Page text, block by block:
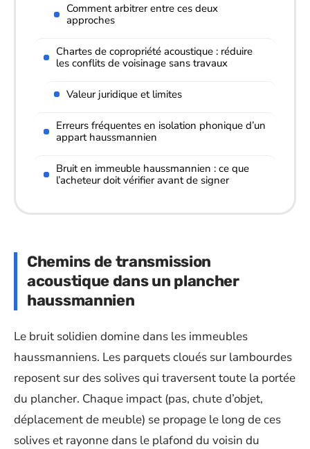
Comment arbitrer entre ces deux
approches
Chartes de copropriété acoustique : réduire
les conflits de voisinage sans travaux
Valeur juridique et limites
Erreurs fréquentes en isolation phonique d’un
appart haussmannien
Bruit en immeuble haussmannien : ce que
l’acheteur doit vérifier avant de signer
Chemins de transmission
acoustique dans un plancher
haussmannien
Le bruit solidien domine dans les immeubles
haussmanniens. Les parquets cloués sur lambourdes
reposent sur des solives qui traversent toute la portée
du plancher. Chaque impact (pas, chute d’objet,
déplacement de meuble) se propage le long de ces
solives et rayonne dans le plafond du voisin du